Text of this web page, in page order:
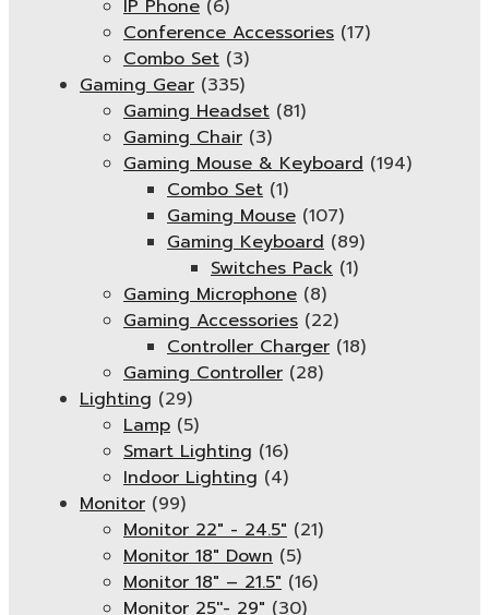
IP Phone (6)
Conference Accessories (17)
Combo Set (3)
Gaming Gear (335)
Gaming Headset (81)
Gaming Chair (3)
Gaming Mouse & Keyboard (194)
Combo Set (1)
Gaming Mouse (107)
Gaming Keyboard (89)
Switches Pack (1)
Gaming Microphone (8)
Gaming Accessories (22)
Controller Charger (18)
Gaming Controller (28)
Lighting (29)
Lamp (5)
Smart Lighting (16)
Indoor Lighting (4)
Monitor (99)
Monitor 22" - 24.5" (21)
Monitor 18" Down (5)
Monitor 18″ – 21.5″ (16)
Monitor 25''- 29" (30)